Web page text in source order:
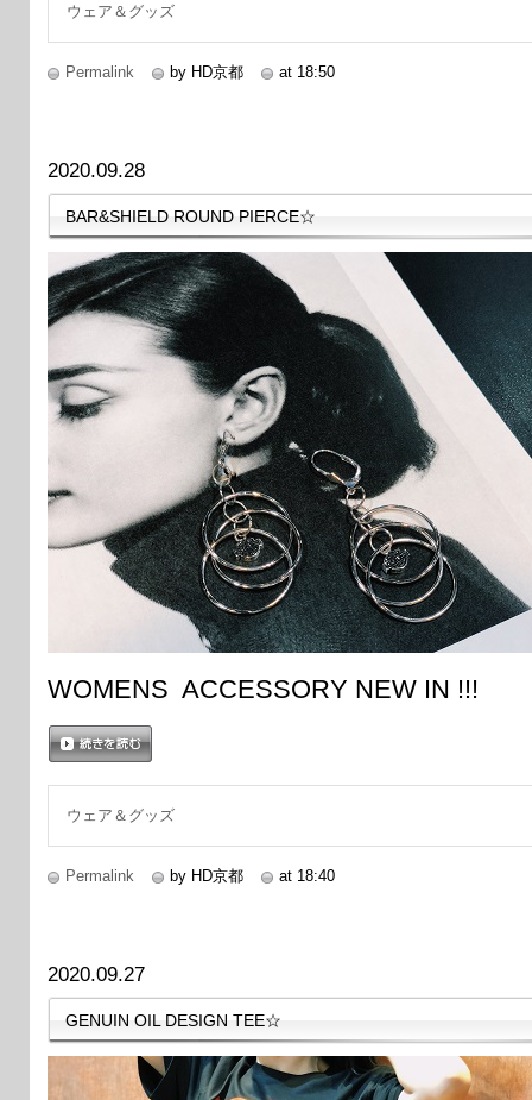
ウェア＆グッズ
Permalink by HD京都 at 18:50
2020.09.28
BAR&SHIELD ROUND PIERCE☆
WOMENS ACCESSORY NEW IN !!!
ウェア＆グッズ
Permalink by HD京都 at 18:40
2020.09.27
GENUIN OIL DESIGN TEE☆